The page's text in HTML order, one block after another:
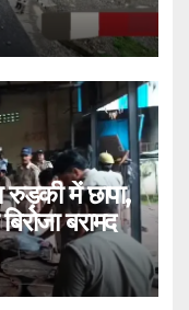
रुड़की में छापा,
बरामद